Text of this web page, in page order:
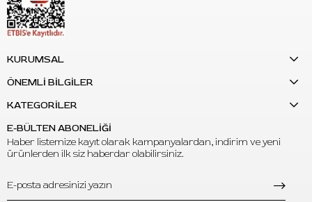
KURUMSAL
ÖNEMLİ BİLGİLER
KATEGORİLER
E-BÜLTEN ABONELİĞİ
Haber listemize kayıt olarak kampanyalardan, indirim ve yeni
ürünlerden ilk siz haberdar olabilirsiniz.